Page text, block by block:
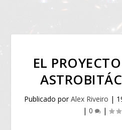
EL
Publicado porAlex Riveiro |
| 0 |